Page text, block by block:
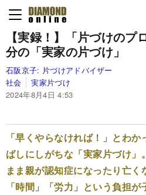
【実録！】「片づけのプ
分の「実家の片づけ」
石阪京子: 片づけアドバイザー
社会
実家片づけ
2024年8月4日 4:53
「早くやらなければ！」とわ
ばしにしがちな「実家片づけ
まま親が認知症になったり亡く
「時間」「労力」という負担